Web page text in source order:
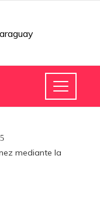
mediante la